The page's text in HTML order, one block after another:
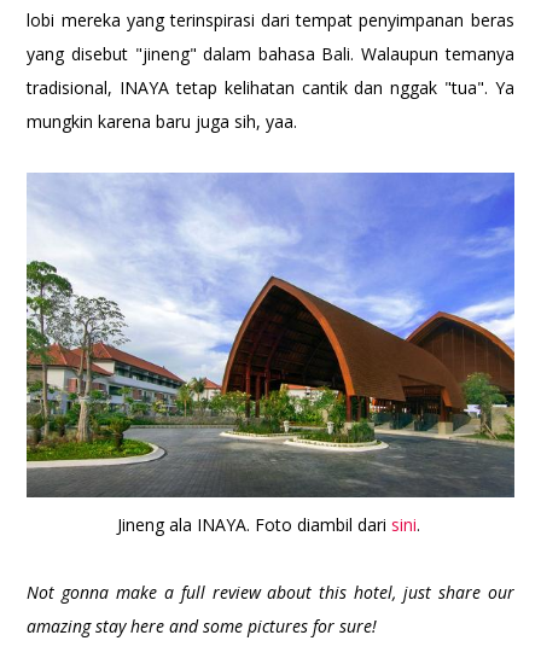
lobi mereka yang terinspirasi dari tempat penyimpanan beras
yang disebut "jineng" dalam bahasa Bali. Walaupun temanya
tradisional, INAYA tetap kelihatan cantik dan nggak "tua". Ya
mungkin karena baru juga sih, yaa.
Jineng ala INAYA. Foto diambil dari sini.
Not gonna make a full review about this hotel, just share our
amazing stay here and some pictures for sure!